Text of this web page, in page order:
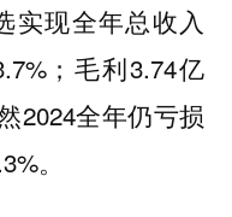
实现全年总收入
；毛利3.74亿
2024全年仍亏损
。